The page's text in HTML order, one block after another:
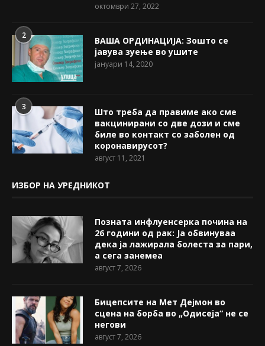
октомври 27, 2022
2
ВАША ОРДИНАЦИЈА: Зошто се
јавува зуење во ушите
јануари 14, 2020
3
Што треба да правиме ако сме
вакцинирани со две дози и сме
биле во контакт со заболен од
коронавирусот?
август 11, 2021
ИЗБОР НА УРЕДНИКОТ
Позната инфлуенсерка почина на
26 години од рак: Ја обвинуваа
дека ја лажирала болеста за пари,
а сега занемеа
август 7, 2026
Бицепсите на Мет Дејмон во
сцена на борба во „Одисеја“ не се
негови
август 7, 2026